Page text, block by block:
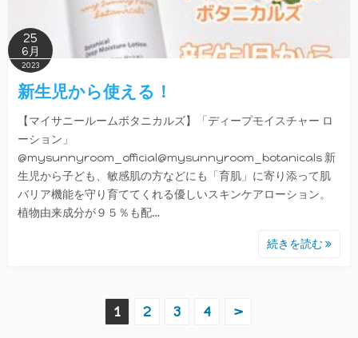
25
6月
2023
新生児から使える！
【マイサニールームボタニカルズ】「ディープモイスチャー ロ
ーション」
@mysunnyroom_official@mysunnyroom_botanicals 新
生児から子ども、敏感肌の方などにも「育肌」に寄り添って肌
バリア機能を守り育ててくれる優しいスキンケアローション。
植物由来成分が９５％も配…
続きを読む
1 2 3 4 >